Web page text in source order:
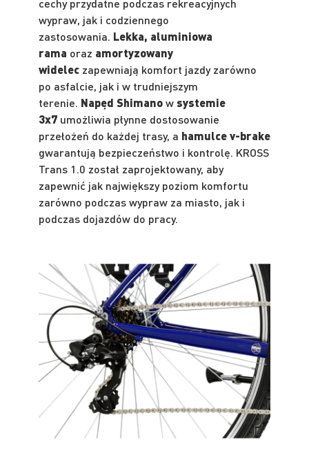
cechy przydatne podczas rekreacyjnych
wypraw, jak i codziennego
zastosowania. Lekka, aluminiowa
rama oraz amortyzowany
widelec zapewniają komfort jazdy zarówno
po asfalcie, jak i w trudniejszym
terenie. Napęd Shimanowsystemie
3x7 umożliwia płynne dostosowanie
przełożeń do każdej trasy, a hamulce v-brake
gwarantują bezpieczeństwo i kontrolę. KROSS
Trans 1.0 został zaprojektowany, aby
zapewnić jak największy poziom komfortu
zarówno podczas wypraw za miasto, jak i
podczas dojazdów do pracy.